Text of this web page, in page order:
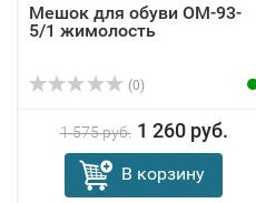
Мешок для обуви OM-93-
5/1 жимолость
(0)
1 575 руб. 1 260 руб.
В корзину